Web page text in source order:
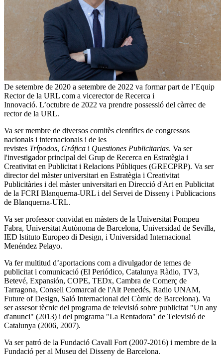
De setembre de 2020 a setembre de 2022 va formar part de l’Equip
Rector de la URL com a vicerector de Recerca i
Innovació. L’octubre de 2022 va prendre possessió del càrrec de
rector de la URL.
Va ser membre de diversos comitès científics de congressos
nacionals i internacionals i de les
revistes Trípodos, Gráfica i Questiones Publicitarias. Va ser
l'investigador principal del Grup de Recerca en Estratègia i
Creativitat en Publicitat i Relacions Públiques (GRECPRP). Va ser
director del màster universitari en Estratègia i Creativitat
Publicitàries i del màster universitari en Direcció d'Art en Publicitat
de la FCRI Blanquerna-URL i del Servei de Disseny i Publicacions
de Blanquerna-URL.
Va ser professor convidat en màsters de la Universitat Pompeu
Fabra, Universitat Autònoma de Barcelona, Universidad de Sevilla,
IED lstituto Europeo di Design, i Universidad Internacional
Menéndez Pelayo.
Va fer multitud d’aportacions com a divulgador de temes de
publicitat i comunicació (El Periódico, Catalunya Ràdio, TV3,
Betevé, Expansión, COPE, TEDx, Cambra de Comerç de
Tarragona, Consell Comarcal de l'Alt Penedés, Radio UNAM,
Future of Design, Saló Internacional del Còmic de Barcelona). Va
ser assesor tècnic del programa de televisió sobre publicitat "Un any
d'anunci" (2013) i del programa "La Rentadora" de Televisió de
Catalunya (2006, 2007).
Va ser patró de la Fundació Cavall Fort (2007-2016) i membre de la
Fundació per al Museu del Disseny de Barcelona.